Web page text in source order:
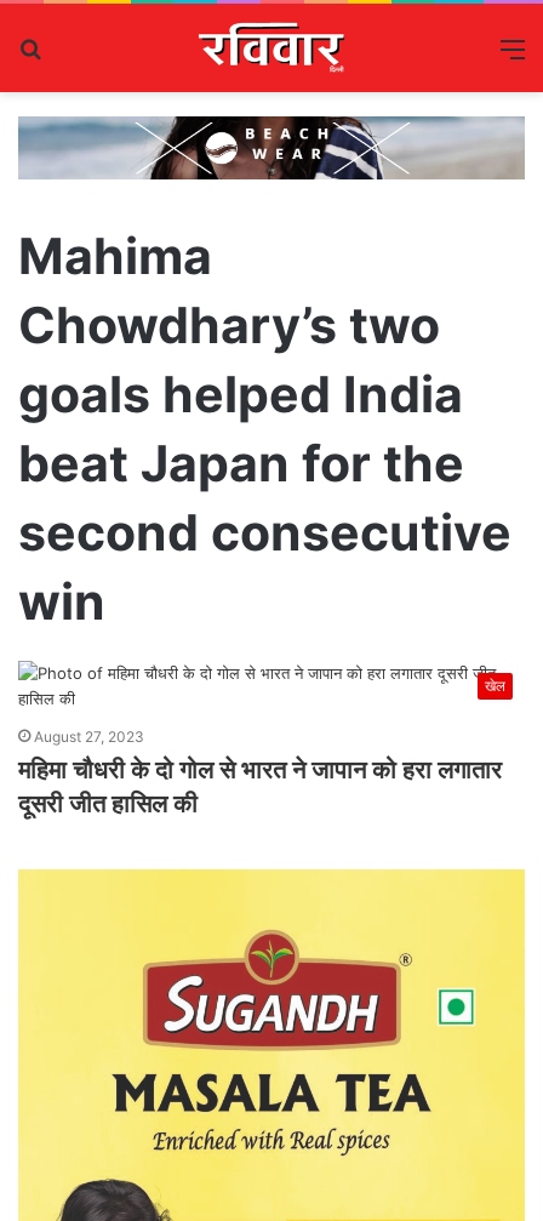
Mahima
Chowdhary’s two
goals helped India
beat Japan for the
second consecutive
win
खेल
August 27, 2023
महिमा चौधरी के दो गोल से भारत ने जापान को हरा लगातार
दूसरी जीत हासिल की